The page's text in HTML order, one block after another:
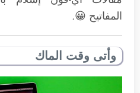
المفاتيح 😀.
وأتى وقت الماك